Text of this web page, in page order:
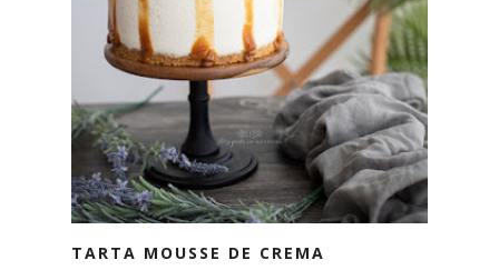
TARTA MOUSSE DE CREMA